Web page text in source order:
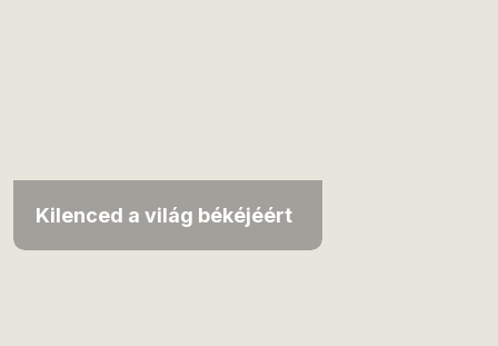
Kilenced a világ békéjéért